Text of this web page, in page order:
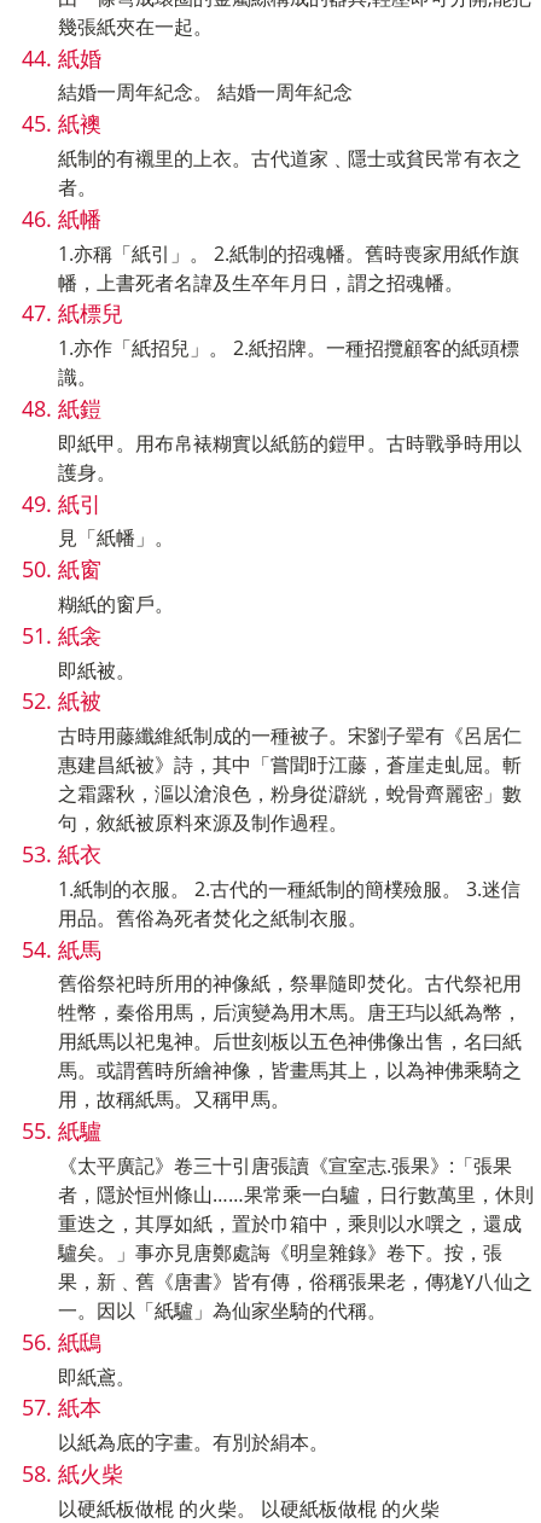
幾張紙夾在一起。
紙婚
結婚一周年紀念。 結婚一周年紀念
紙襖
紙制的有襯里的上衣。古代道家﹑隱士或貧民常有衣之
者。
紙幡
1.亦稱「紙引」。 2.紙制的招魂幡。舊時喪家用紙作旗
幡，上書死者名諱及生卒年月日，謂之招魂幡。
紙標兒
1.亦作「紙招兒」。 2.紙招牌。一種招攬顧客的紙頭標
識。
紙鎧
即紙甲。用布帛裱糊實以紙筋的鎧甲。古時戰爭時用以
護身。
紙引
見「紙幡」。
紙窗
糊紙的窗戶。
紙衾
即紙被。
紙被
古時用藤纖維紙制成的一種被子。宋劉子翚有《呂居仁
惠建昌紙被》詩，其中「嘗聞旴江藤，蒼崖走虬屈。斬
之霜露秋，漚以滄浪色，粉身從澼絖，蛻骨齊麗密」數
句，敘紙被原料來源及制作過程。
紙衣
1.紙制的衣服。 2.古代的一種紙制的簡樸殮服。 3.迷信
用品。舊俗為死者焚化之紙制衣服。
紙馬
舊俗祭祀時所用的神像紙，祭畢隨即焚化。古代祭祀用
牲幣，秦俗用馬，后演變為用木馬。唐王玙以紙為幣，
用紙馬以祀鬼神。后世刻板以五色神佛像出售，名曰紙
馬。或謂舊時所繪神像，皆畫馬其上，以為神佛乘騎之
用，故稱紙馬。又稱甲馬。
紙驢
《太平廣記》卷三十引唐張讀《宣室志.張果》:「張果
者，隱於恒州條山……果常乘一白驢，日行數萬里，休則
重迭之，其厚如紙，置於巾箱中，乘則以水噀之，還成
驢矣。」事亦見唐鄭處誨《明皇雜錄》卷下。按，張
果，新﹑舊《唐書》皆有傳，俗稱張果老，傳狵Y八仙之
一。因以「紙驢」為仙家坐騎的代稱。
紙鴟
即紙鳶。
紙本
以紙為底的字畫。有別於絹本。
紙火柴
以硬紙板做棍 的火柴。 以硬紙板做棍 的火柴